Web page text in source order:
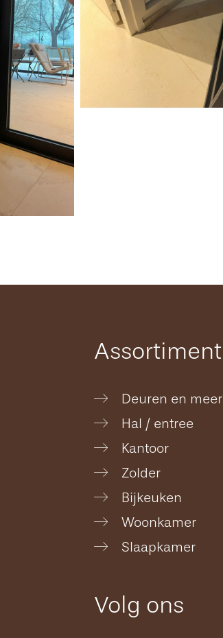
Assortiment
Deuren en meer
Hal / entree
Kantoor
Zolder
Bijkeuken
Woonkamer
Slaapkamer
Volg ons